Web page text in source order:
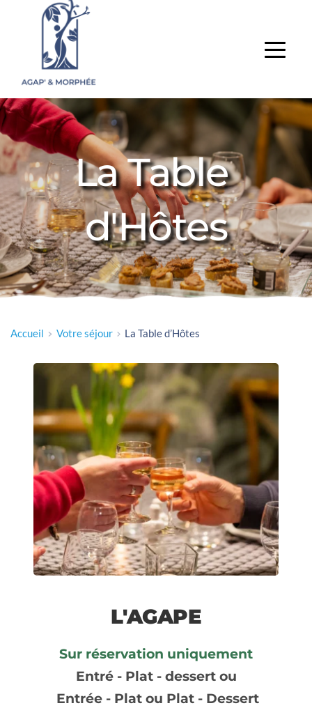
La Table
d'Hôtes
Accueil Votre séjour La Table d’Hôtes
L'AGAPE
Sur réservation uniquement
Entré - Plat - dessert ou
Entrée - Plat ou Plat - Dessert